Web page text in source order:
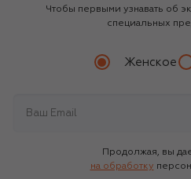
Чтобы первыми узнавать об
специальных
Женское
Продолжая, вы
на обработку